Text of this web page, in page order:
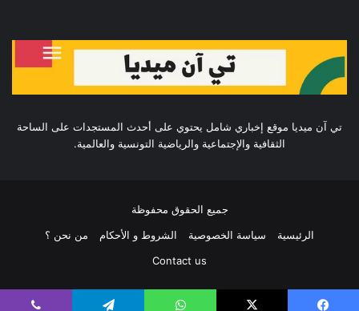
تي آن ميديا موقع إخباري شامل يحتوي على أحدث المستجدات على الساحة
الثقافية والإجتماعية والرياضية التونسية والعالمية.
جميع الحقوق محفوظة
الرئيسية
سياسة الخصوصية الشروط و الأحكام
من نحن ؟
Contact us